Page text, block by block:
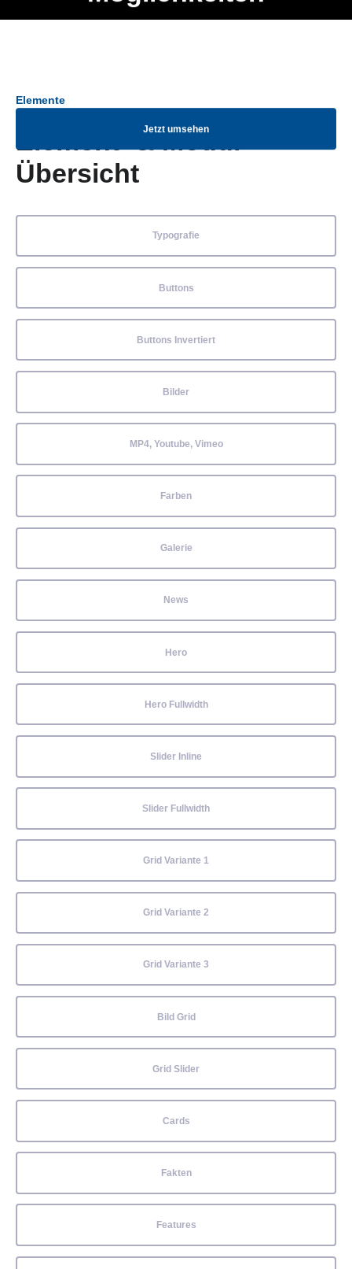
Jetzt umsehen
Elemente
Element- & Modul-
Übersicht
Typografie
Buttons
Buttons Invertiert
Bilder
MP4, Youtube, Vimeo
Farben
Galerie
News
Hero
Hero Fullwidth
Slider Inline
Slider Fullwidth
Grid Variante 1
Grid Variante 2
Grid Variante 3
Bild Grid
Grid Slider
Cards
Fakten
Features